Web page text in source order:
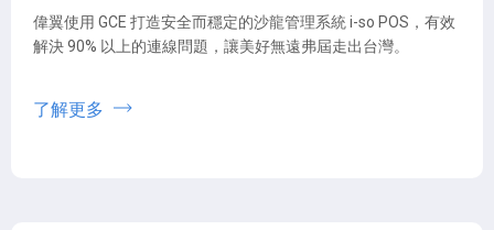
偉翼使用 GCE 打造安全而穩定的沙龍管理系統 i-so POS，有效
解決 90% 以上的連線問題，讓美好無遠弗屆走出台灣。
了解更多